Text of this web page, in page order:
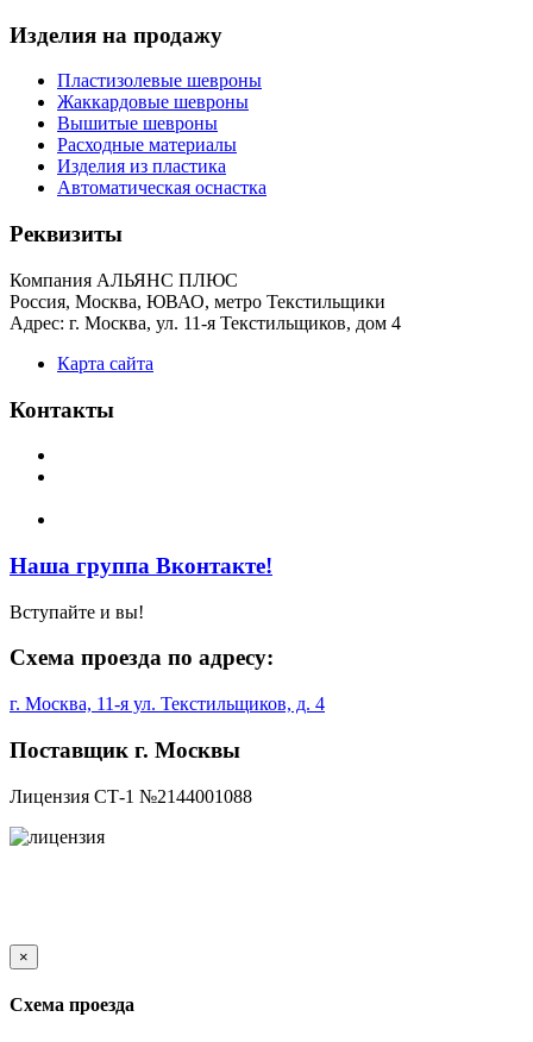
Изделия на продажу
Пластизолевые шевроны
Жаккардовые шевроны
Вышитые шевроны
Расходные материалы
Изделия из пластика
Автоматическая оснастка
Реквизиты
Компания АЛЬЯНС ПЛЮС
Россия, Москва, ЮВАО, метро Текстильщики
Адрес: г. Москва, ул. 11-я Текстильщиков, дом 4
Карта сайта
Контакты
Наша группа Вконтакте!
Вступайте и вы!
Схема проезда по адресу:
г. Москва, 11-я ул. Текстильщиков, д. 4
Поставщик г. Москвы
Лицензия СТ-1 №2144001088
×
Схема проезда